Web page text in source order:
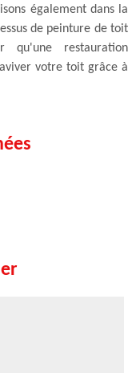
également dans la
de peinture de toit
qu'une restauration
votre toit grâce à